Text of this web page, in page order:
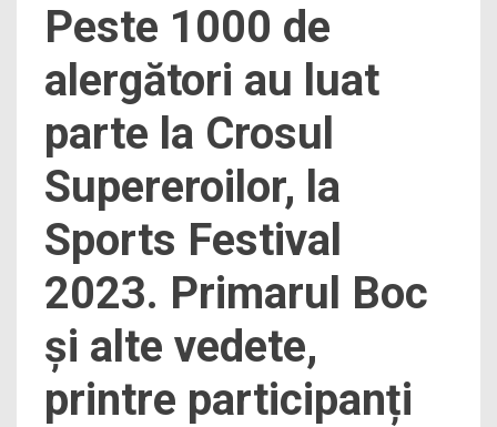
Peste 1000 de
alergători au luat
parte la Crosul
Supereroilor, la
Sports Festival
2023. Primarul Boc
și alte vedete,
printre participanți